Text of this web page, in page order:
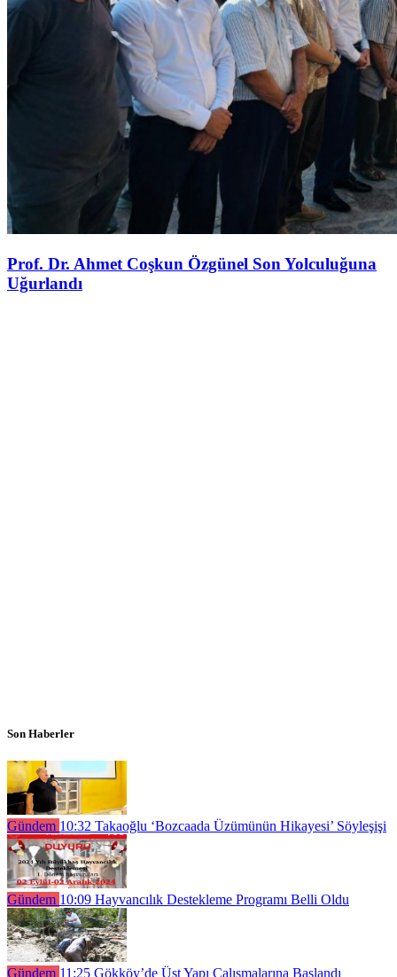
Prof. Dr. Ahmet Coşkun Özgünel Son Yolculuğuna
Uğurlandı
Son Haberler
Gündem 10:32 Takaoğlu ‘Bozcaada Üzümünün Hikayesi’ Söyleşişi
Gündem 10:09 Hayvancılık Destekleme Programı Belli Oldu
Gündem 11:25 Gökköy’de Üst Yapı Çalışmalarına Başlandı